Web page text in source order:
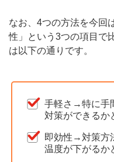
なお、4つの方法を今回
性」という3つの項目で
は以下の通りです。
手軽さ→特に手
対策ができるか
即効性→対策方
温度が下がるか